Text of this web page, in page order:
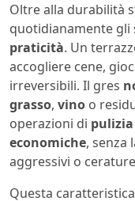
Oltre alla durabilità
quotidianamente gli
praticità. Un
accogliere cene,
irreversibili. Il gres
grasso, vino o
operazioni di
economiche, senza
aggressivi o
Questa